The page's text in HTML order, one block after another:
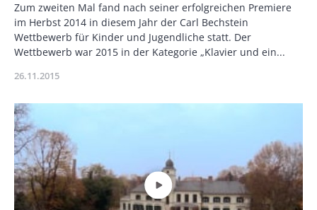
Description
Zum zweiten Mal fand nach seiner erfolgreichen Premiere
im Herbst 2014 in diesem Jahr der Carl Bechstein
Wettbewerb für Kinder und Jugendliche statt. Der
Wettbewerb war 2015 in der Kategorie „Klavier und ein...
Publikationsdatum
26.11.2015
Miniaturbild